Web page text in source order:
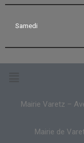
Samedi
Mairie Varetz –
Mairie de